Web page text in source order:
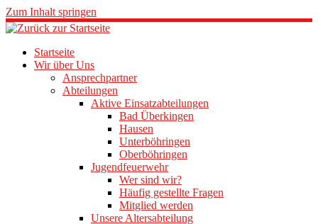
Zum Inhalt springen
Startseite
Wir über Uns
Ansprechpartner
Abteilungen
Aktive Einsatzabteilungen
Bad Überkingen
Hausen
Unterböhringen
Oberböhringen
Jugendfeuerwehr
Wer sind wir?
Häufig gestellte Fragen
Mitglied werden
Unsere Altersabteilung